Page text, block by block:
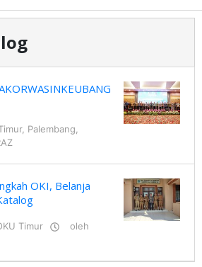
, Palembang
OKI, Belanja
Timur
oleh